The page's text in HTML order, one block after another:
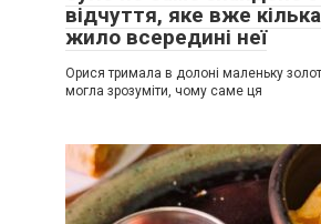
відчуття, яке вже
жило всередині неї
Орися тримала в долоні маленьку
могла зрозуміти, чому саме ця